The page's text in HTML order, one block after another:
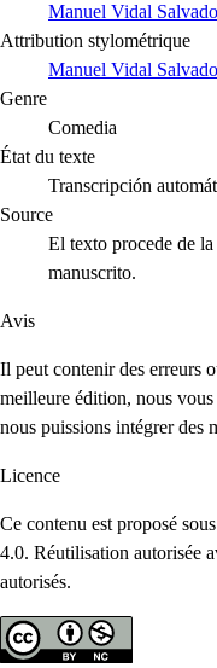
Manuel Vidal
Attribution stylométrique
Manuel Vidal
Genre
Comedia
État du texte
Transcripción
Source
El texto procede de
manuscrito.
Avis
Il peut contenir des erreurs
meilleure édition, nous
nous puissions intégrer des
Licence
Ce contenu est proposé
4.0. Réutilisation autorisée
autorisés.